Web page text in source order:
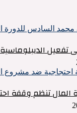
تفعيل
المال تنظم وقفة